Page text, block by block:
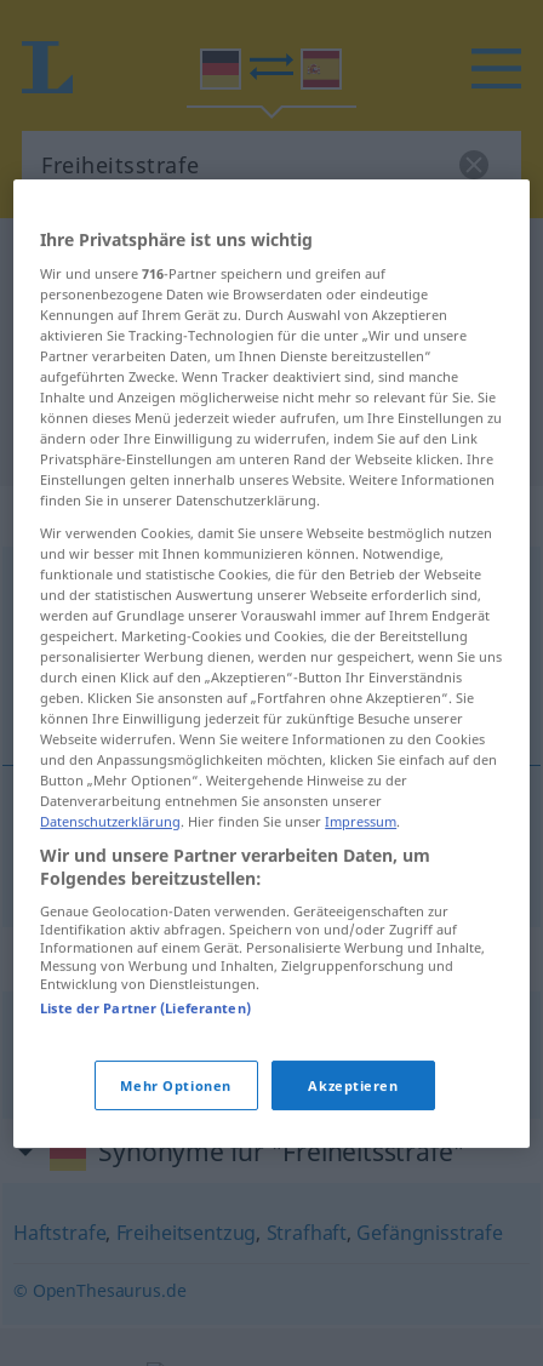
Deutsch-Spanisch Wörterbuch
Deutsch-Spanisch Übersetzung für
"Freiheitsstrafe"
"Freiheitsstrafe" Spanisch
Übersetzung
„Freiheitsstrafe“: Femininum
Freiheitsstrafe f <Freiheitsstrafe;Freiheitsstrafen>
Übersicht aller Übersetzungen
(Für mehr Details die Übersetzung anklicken/antippen)
pena de reclusión
penafdereclusión Freiheitsstrafe
Beispielsätze für "Freiheitsstrafe"
perpetua
Synonyme für "Freiheitsstrafe"
Haftstrafe, Freiheitsentzug, Strafhaft, Gefängnisstrafe
© OpenThesaurus.de
Ihre Privatsphäre ist uns wichtig
Wir und unsere716-Partner speichern und greifen auf
personenbezogene Daten wie Browserdaten oder eindeutige
Kennungen auf Ihrem Gerät zu. Durch Auswahl von Akzeptieren
aktivieren Sie Tracking-Technologien für die unter „Wir und unsere
Partner verarbeiten Daten, um Ihnen Dienste bereitzustellen“
aufgeführten Zwecke. Wenn Tracker deaktiviert sind, sind manche
Inhalte und Anzeigen möglicherweise nicht mehr so relevant für Sie. Sie
können dieses Menü jederzeit wieder aufrufen, um Ihre Einstellungen zu
ändern oder Ihre Einwilligung zu widerrufen, indem Sie auf den Link
Privatsphäre-Einstellungen am unteren Rand der Webseite klicken. Ihre
Einstellungen gelten innerhalb unseres Website. Weitere Informationen
finden Sie in unserer Datenschutzerklärung.
Wir verwenden Cookies, damit Sie unsere Webseite bestmöglich nutzen
und wir besser mit Ihnen kommunizieren können. Notwendige,
funktionale und statistische Cookies, die für den Betrieb der Webseite
und der statistischen Auswertung unserer Webseite erforderlich sind,
werden auf Grundlage unserer Vorauswahl immer auf Ihrem Endgerät
gespeichert. Marketing-Cookies und Cookies, die der Bereitstellung
personalisierter Werbung dienen, werden nur gespeichert, wenn Sie uns
durch einen Klick auf den „Akzeptieren“-Button Ihr Einverständnis
geben. Klicken Sie ansonsten auf „Fortfahren ohne Akzeptieren“. Sie
können Ihre Einwilligung jederzeit für zukünftige Besuche unserer
Webseite widerrufen. Wenn Sie weitere Informationen zu den Cookies
und den Anpassungsmöglichkeiten möchten, klicken Sie einfach auf den
Button „Mehr Optionen“. Weitergehende Hinweise zu der
Datenverarbeitung entnehmen Sie ansonsten unserer
Datenschutzerklärung. Hier finden Sie unserImpressum.
Wir und unsere Partner verarbeiten Daten, um
Folgendes bereitzustellen:
Genaue Geolocation-Daten verwenden. Geräteeigenschaften zur
Identifikation aktiv abfragen. Speichern von und/oder Zugriff auf
Informationen auf einem Gerät. Personalisierte Werbung und Inhalte,
Messung von Werbung und Inhalten, Zielgruppenforschung und
Entwicklung von Dienstleistungen.
Liste der Partner (Lieferanten)
Mehr Optionen Akzeptieren